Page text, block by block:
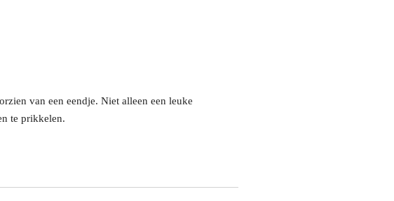
van een eendje. Niet alleen een leuke
te prikkelen.